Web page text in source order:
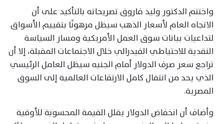
واختتم الدكتور وليد فاروق تصريحاته بالتأكيد على أن
الاتجاه العام لأسعار الذهب سيظل مرهونًا بتقييم الأسواق
لتداعيات بيانات سوق العمل الأمريكية ومسار السياسة
النقدية للاحتياطي الفيدرالي خلال الاجتماعات المقبلة، إلا أن
تراجع سعر صرف الدولار أمام الجنيه سيظل العامل الرئيسي
الذي يحد من انتقال كامل الارتفاعات العالمية إلى السوق
المصرية.
وأضاف أن انخفاض الدولار يقلل القيمة المحسوبة للأوقية